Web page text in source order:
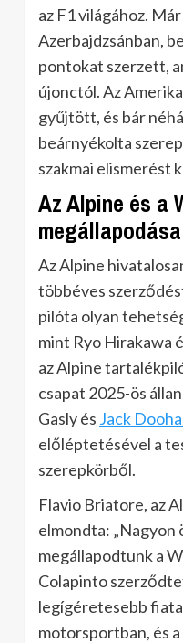
az F1 világához.
Azerbajdzsánban,
pontokat szerzett,
újonctól. Az
gyűjtött, és bár
beárnyékolta
szakmai elismerést
Az Alpine és a
megállapodása
Az Alpine
többéves
pilóta olyan
mint Ryo Hirakawa
az Alpine
csapat 2025-ös
Gasly és Jack
előléptetésével a
szerepkörből.
Flavio Briatore, az
elmondta: „Nagyon
megállapodtunk a
Colapinto
legígéretesebb
motorsportban, és